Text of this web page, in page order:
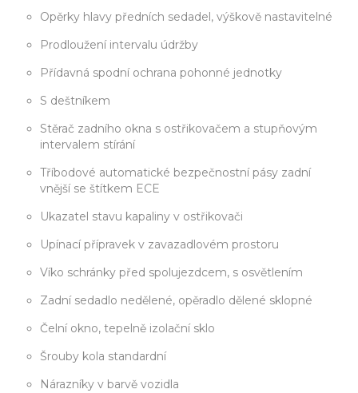
Opěrky hlavy předních sedadel, výškově nastavitelné
Prodloužení intervalu údržby
Přídavná spodní ochrana pohonné jednotky
S deštníkem
Stěrač zadního okna s ostřikovačem a stupňovým
intervalem stírání
Tříbodové automatické bezpečnostní pásy zadní
vnější se štítkem ECE
Ukazatel stavu kapaliny v ostřikovači
Upínací přípravek v zavazadlovém prostoru
Víko schránky před spolujezdcem, s osvětlením
Zadní sedadlo nedělené, opěradlo dělené sklopné
Čelní okno, tepelně izolační sklo
Šrouby kola standardní
Nárazníky v barvě vozidla